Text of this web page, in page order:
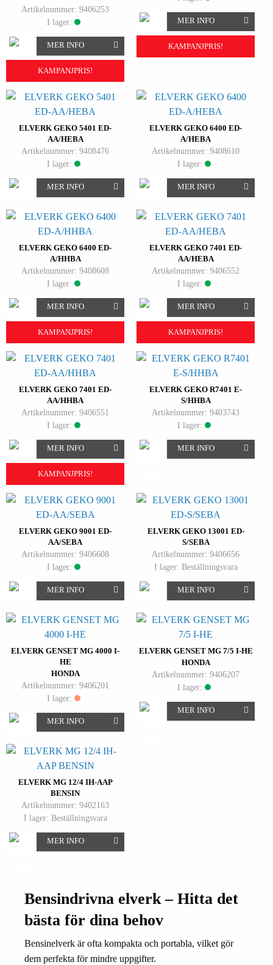
Artikelnummer: 9406253
I lager:
MER INFO
KAMPANJPRIS!
MER INFO
KAMPANJPRIS!
ELVERK GEKO 5401 ED-
AA/HEBA
Artikelnummer: 9408476
I lager:
MER INFO
ELVERK GEKO 6400 ED-
A/HEBA
Artikelnummer: 9408610
I lager:
MER INFO
ELVERK GEKO 6400 ED-
A/HHBA
Artikelnummer: 9408608
I lager:
MER INFO
KAMPANJPRIS!
ELVERK GEKO 7401 ED-
AA/HEBA
Artikelnummer: 9406552
I lager:
MER INFO
KAMPANJPRIS!
ELVERK GEKO 7401 ED-
AA/HHBA
Artikelnummer: 9406551
I lager:
MER INFO
KAMPANJPRIS!
ELVERK GEKO R7401 E-
S/HHBA
Artikelnummer: 9403743
I lager:
MER INFO
ELVERK GEKO 9001 ED-
AA/SEBA
Artikelnummer: 9406608
I lager:
MER INFO
ELVERK GEKO 13001 ED-
S/SEBA
Artikelnummer: 9406656
I lager: Beställningsvara
MER INFO
ELVERK GENSET MG 4000 I-
HE
HONDA
Artikelnummer: 9406201
I lager:
MER INFO
ELVERK GENSET MG 7/5 I-HE
HONDA
Artikelnummer: 9406207
I lager:
MER INFO
ELVERK MG 12/4 IH-AAP
BENSIN
Artikelnummer: 9402163
I lager: Beställningsvara
MER INFO
Bensindrivna elverk – Hitta det
bästa för dina behov
Bensinelverk är ofta kompakta och portabla, vilket gör
dem perfekta för mindre uppgifter.